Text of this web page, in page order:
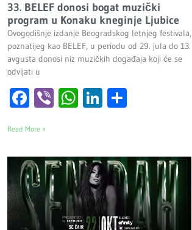
33. BELEF donosi bogat muzički
program u Konaku kneginje Ljubice
Ovogodišnje izdanje Beogradskog letnjeg festivala,
poznatijeg kao BELEF, u periodu od 29. jula do 13.
avgusta donosi niz muzičkih događaja koji će se
odvijati u
Facebook
ViberWhatsApp
LinkedIn
Read More »